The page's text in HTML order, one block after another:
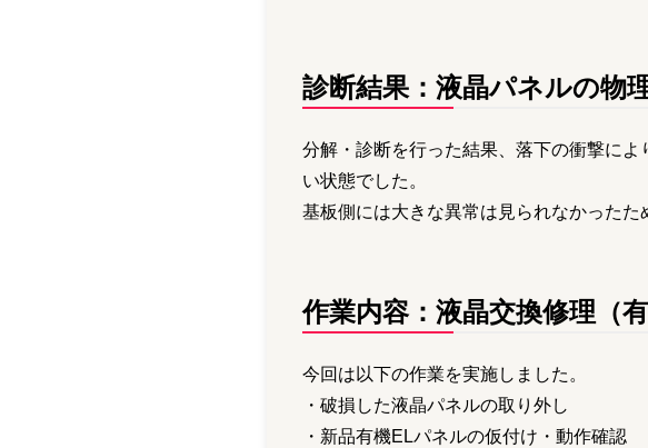
診断結果：液晶パネルの物
分解・診断を行った結果、落下の衝撃に
い状態でした。
基板側には大きな異常は見られなかったた
作業内容：液晶交換修理（
今回は以下の作業を実施しました。
・破損した液晶パネルの取り外し
・新品有機ELパネルの仮付け・動作確認